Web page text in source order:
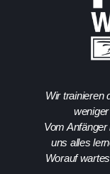
Wir trainieren
Vom
uns alles
Worauf